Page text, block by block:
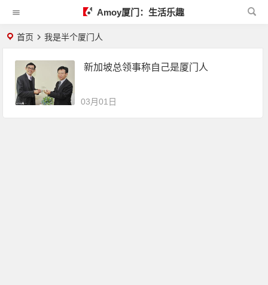
Amoy厦门：生活乐趣
首页 我是半个厦门人
新加坡总领事称自己是厦门人
03月01日